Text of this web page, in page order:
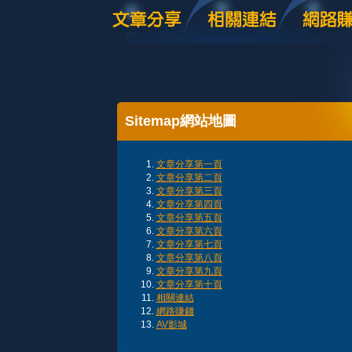
Sitemap網站地圖
文章分享第一頁
文章分享第二頁
文章分享第三頁
文章分享第四頁
文章分享第五頁
文章分享第六頁
文章分享第七頁
文章分享第八頁
文章分享第九頁
文章分享第十頁
相關連結
網路賺錢
AV影城